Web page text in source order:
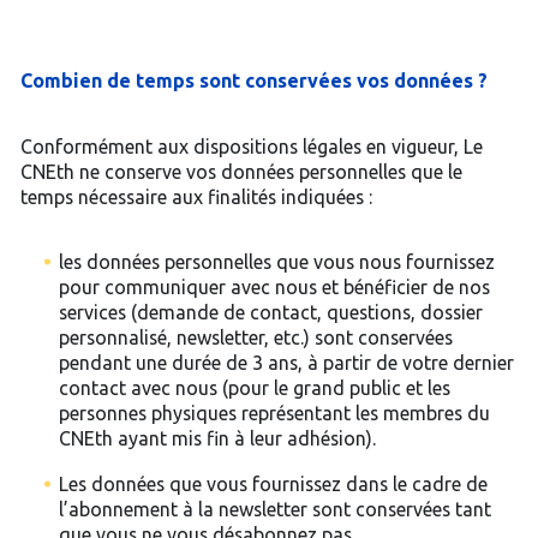
Combien de temps sont conservées vos données ?
Conformément aux dispositions légales en vigueur, Le
CNEth ne conserve vos données personnelles que le
temps nécessaire aux finalités indiquées :
les données personnelles que vous nous fournissez
pour communiquer avec nous et bénéficier de nos
services (demande de contact, questions, dossier
personnalisé, newsletter, etc.) sont conservées
pendant une durée de 3 ans, à partir de votre dernier
contact avec nous (pour le grand public et les
personnes physiques représentant les membres du
CNEth ayant mis fin à leur adhésion).
Les données que vous fournissez dans le cadre de
l’abonnement à la newsletter sont conservées tant